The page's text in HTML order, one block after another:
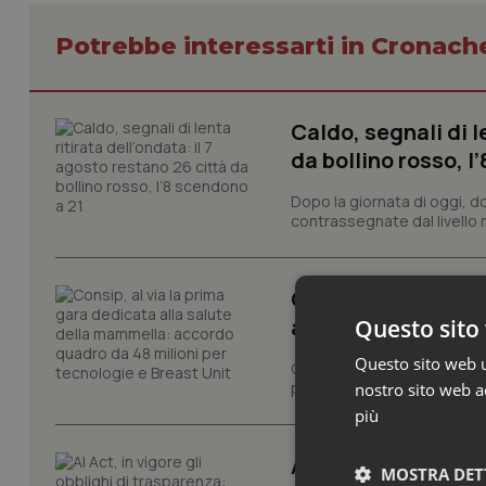
Potrebbe interessarti in
Caldo, segnali di
da bollino rosso,
Dopo la giornata di oggi,
contrassegnate dal livello
Consip, al via la
accordo quadro
Consip ha pubblicato la
prevenzione, la diagnosi
AI Act, in vigore
Questo
Questo sito web
nostro sito web
più
MOSTRA